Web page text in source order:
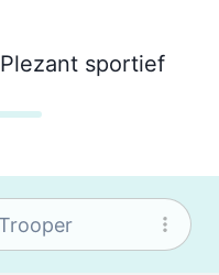
Plezant sportief